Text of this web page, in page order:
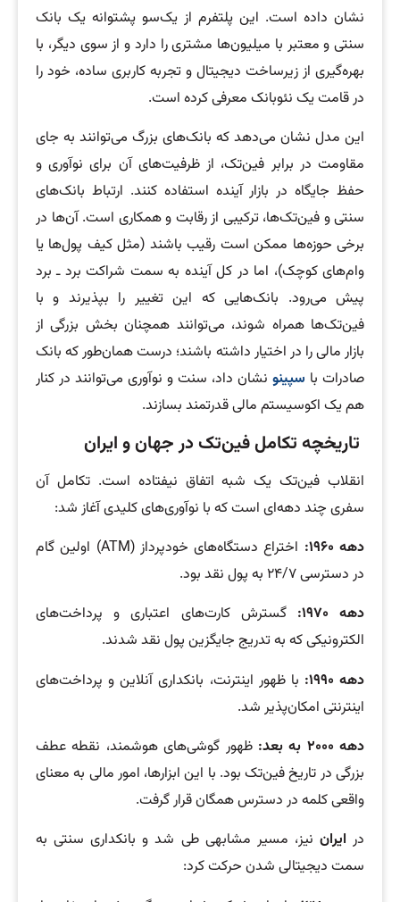
نشان داده است. این پلتفرم از یک‌سو پشتوانه یک بانک
سنتی و معتبر با میلیون‌ها مشتری را دارد و از سوی دیگر، با
بهره‌گیری از زیرساخت دیجیتال و تجربه کاربری ساده، خود را
در قامت یک نئوبانک معرفی کرده است.
این مدل نشان می‌دهد که بانک‌های بزرگ می‌توانند به جای
مقاومت در برابر فین‌تک، از ظرفیت‌های آن برای نوآوری و
حفظ جایگاه در بازار آینده استفاده کنند. ارتباط بانک‌های
سنتی و فین‌تک‌ها، ترکیبی از رقابت و همکاری است. آن‌ها در
برخی حوزه‌ها ممکن است رقیب باشند (مثل کیف پول‌ها یا
وام‌های کوچک)، اما در کل آینده به سمت شراکت برد ـ برد
پیش می‌رود. بانک‌هایی که این تغییر را بپذیرند و با
فین‌تک‌ها همراه شوند، می‌توانند همچنان بخش بزرگی از
بازار مالی را در اختیار داشته باشند؛ درست همان‌طور که بانک
صادرات با سپینو نشان داد، سنت و نوآوری می‌توانند در کنار
هم یک اکوسیستم مالی قدرتمند بسازند.
تاریخچه تکامل فین‌تک در جهان و ایران
انقلاب فین‌تک یک شبه اتفاق نیفتاده است. تکامل آن
سفری چند دهه‌ای است که با نوآوری‌های کلیدی آغاز شد:
دهه ۱۹۶۰:
اختراع دستگاه‌های خودپرداز (ATM) اولین گام
در دسترسی ۲۴/۷ به پول نقد بود.
دهه ۱۹۷۰:
گسترش کارت‌های اعتباری و پرداخت‌های
الکترونیکی که به تدریج جایگزین پول نقد شدند.
دهه ۱۹۹۰: با ظهور اینترنت، بانکداری آنلاین و پرداخت‌های
اینترنتی امکان‌پذیر شد.
دهه ۲۰۰۰ به بعد: ظهور گوشی‌های هوشمند، نقطه عطف
بزرگی در تاریخ فین‌تک بود. با این ابزارها، امور مالی به معنای
واقعی کلمه در دسترس همگان قرار گرفت.
در ایران نیز، مسیر مشابهی طی شد و بانکداری سنتی به
سمت دیجیتالی شدن حرکت کرد: